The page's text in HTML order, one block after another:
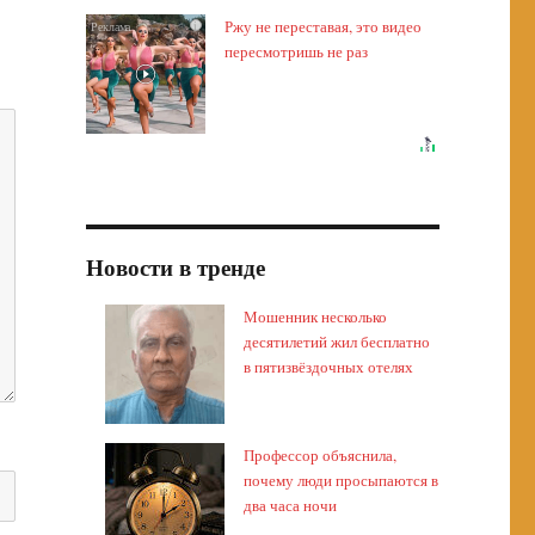
i
Ржу не переставая, это видео
пересмотришь не раз
Новости в тренде
Мошенник несколько
десятилетий жил бесплатно
в пятизвёздочных отелях
Профессор объяснила,
почему люди просыпаются в
два часа ночи